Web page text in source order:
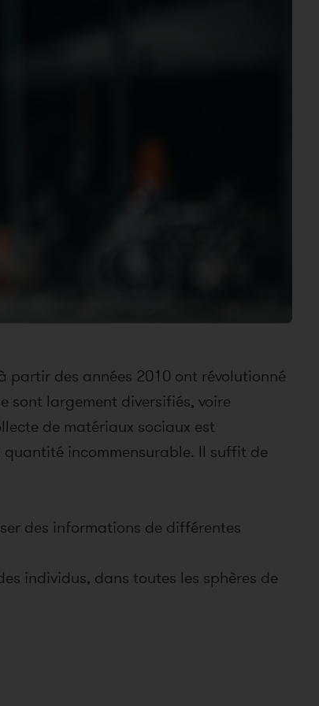
partir des années 2010 ont révolutionné
sont largement diversifiés, voire
de matériaux sociaux est
incommensurable. Il suffit de
des informations de différentes
individus, dans toutes les sphères de